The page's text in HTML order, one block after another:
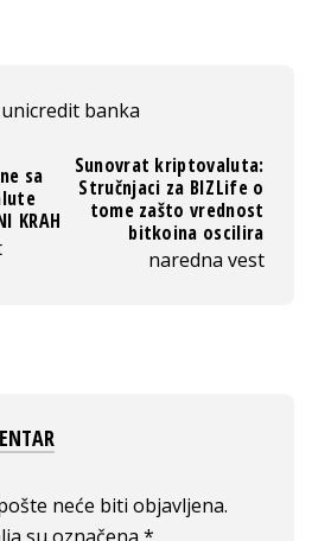
unicredit banka
sa
KRAH
Sunovrat kriptovaluta:
Stručnjaci za BIZLife o
tome zašto vrednost
bitkoina oscilira
naredna vest
neće biti objavljena.